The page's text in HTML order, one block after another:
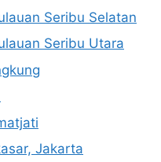
Seribu Selatan
Seribu Utara
Jakarta